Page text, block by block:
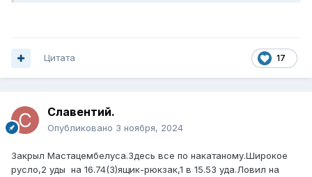
17
Цитата
Славентий.
Опубликовано 3 ноября, 2024
Закрыл Мастацембелуса.Здесь все по накатаному.Широкое
русло,2 уды на 16.74(3)ящик-рюкзак,1 в 15.53 уда.Ловил на